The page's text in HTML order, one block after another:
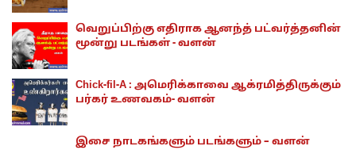
வெறுப்பிற்கு எதிராக ஆனந்த் பட்வர்த்தனின்
மூன்று படங்கள் - வளன்
Chick-fil-A : அமெரிக்காவை ஆக்ரமித்திருக்கும்
பர்கர் உணவகம்- வளன்
இசை நாடகங்களும் படங்களும் – வளன்